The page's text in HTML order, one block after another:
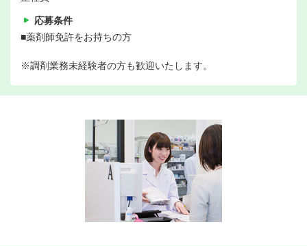
応募条件
■薬剤師免許をお持ちの方
※調剤業務未経験者の方も歓迎いたします。